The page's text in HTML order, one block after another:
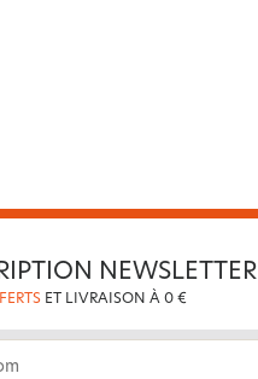
NEWSLETTER
ET LIVRAISON À 0 €